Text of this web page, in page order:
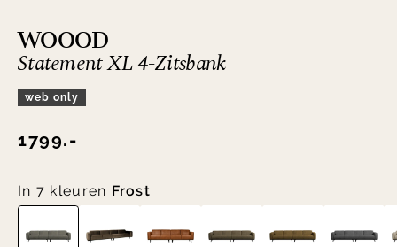
WOOOD
Statement XL 4-Zitsbank
web only
1799.-
In 7 kleuren Frost